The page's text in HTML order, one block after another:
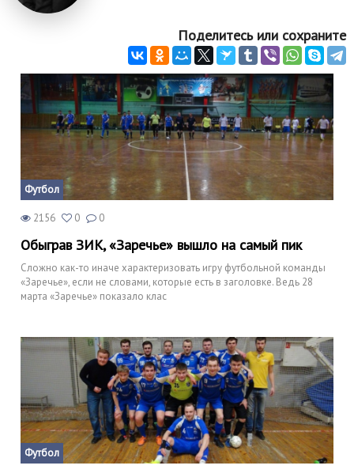
Поделитесь или сохраните
Футбол
2156 0 0
Обыграв ЗИК, «Заречье» вышло на самый пик
Сложно как-то иначе характеризовать игру футбольной команды
«Заречье», если не словами, которые есть в заголовке. Ведь 28
марта «Заречье» показало клас
Футбол